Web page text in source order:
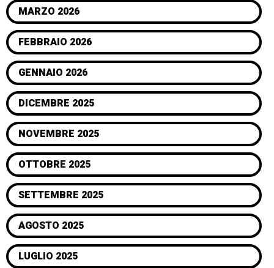
MARZO 2026
FEBBRAIO 2026
GENNAIO 2026
DICEMBRE 2025
NOVEMBRE 2025
OTTOBRE 2025
SETTEMBRE 2025
AGOSTO 2025
LUGLIO 2025